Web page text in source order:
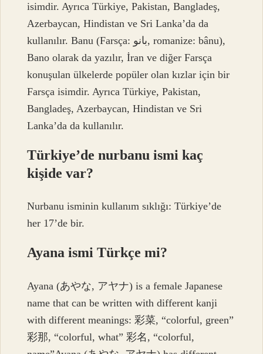
isimdir. Ayrıca Türkiye, Pakistan, Bangladeş,
Azerbaycan, Hindistan ve Sri Lanka’da da
kullanılır. Banu (Farsça: بانو, romanize: bânu),
Bano olarak da yazılır, İran ve diğer Farsça
konuşulan ülkelerde popüler olan kızlar için bir
Farsça isimdir. Ayrıca Türkiye, Pakistan,
Bangladeş, Azerbaycan, Hindistan ve Sri
Lanka’da da kullanılır.
Türkiye’de nurbanu ismi kaç
kişide var?
Nurbanu isminin kullanım sıklığı: Türkiye’de
her 17’de bir.
Ayana ismi Türkçe mi?
Ayana (あやな, アヤナ) is a female Japanese
name that can be written with different kanji
with different meanings: 彩菜, “colorful, green”
彩那, “colorful, what” 彩名, “colorful,